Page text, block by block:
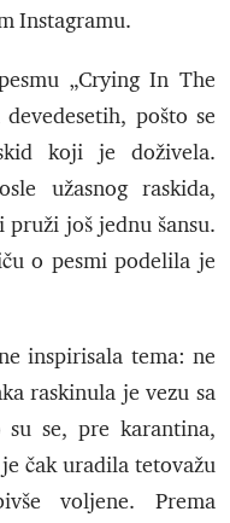
Instagramu.
„Crying In The
pošto se
koji je doživela.
užasnog raskida,
pruži još jednu šansu.
o pesmi podelila je
inspirisala tema: ne
raskinula je vezu sa
su se, pre karantina,
čak uradila tetovažu
voljene. Prema